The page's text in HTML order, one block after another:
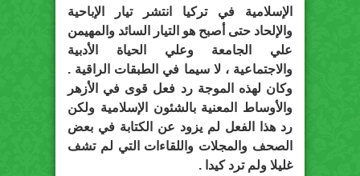
الإسلامية في تركيا انتشر تيار الإباحية
والإلحاد حتى أصبح هو التيار السائد والمهيمن
علي الجامعة وعلي الحياة الأدبية
والاجتماعية ، لا سيما في الطبقات الراقية .
وكان لهذه الموجة رد فعل قوى في الأزهر
والأوساط المعنية بالشئون الإسلامية ولكن
رد هذا الفعل لم يزود عن الكتابة في بعض
الصحف والمجلات واللقاءات التي لم تشف
غليلا ولم ترد كيدا .